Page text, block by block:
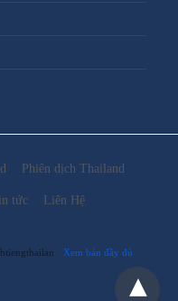
Phiên dịch Thailand
tức Liên Hệ
Xem bản đầy đủ